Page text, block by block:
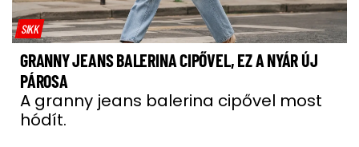
SIKK
GRANNY JEANS BALERINA CIPŐVEL, EZ A NYÁR ÚJ
PÁROSA
A granny jeans balerina cipővel most
hódít.